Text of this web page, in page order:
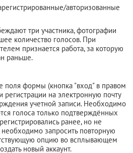
авторизованные
три участника, фотографии
количество голосов. При
признается работа, за которую
раньше.
поля формы (кнопка "вход" в правом
регистрации на электронную почту
учетной записи. Необходимо
голоса только подтверждённых
ранее, но не
необходимо запросить повторную
опцию во всплывающем
новый аккаунт.